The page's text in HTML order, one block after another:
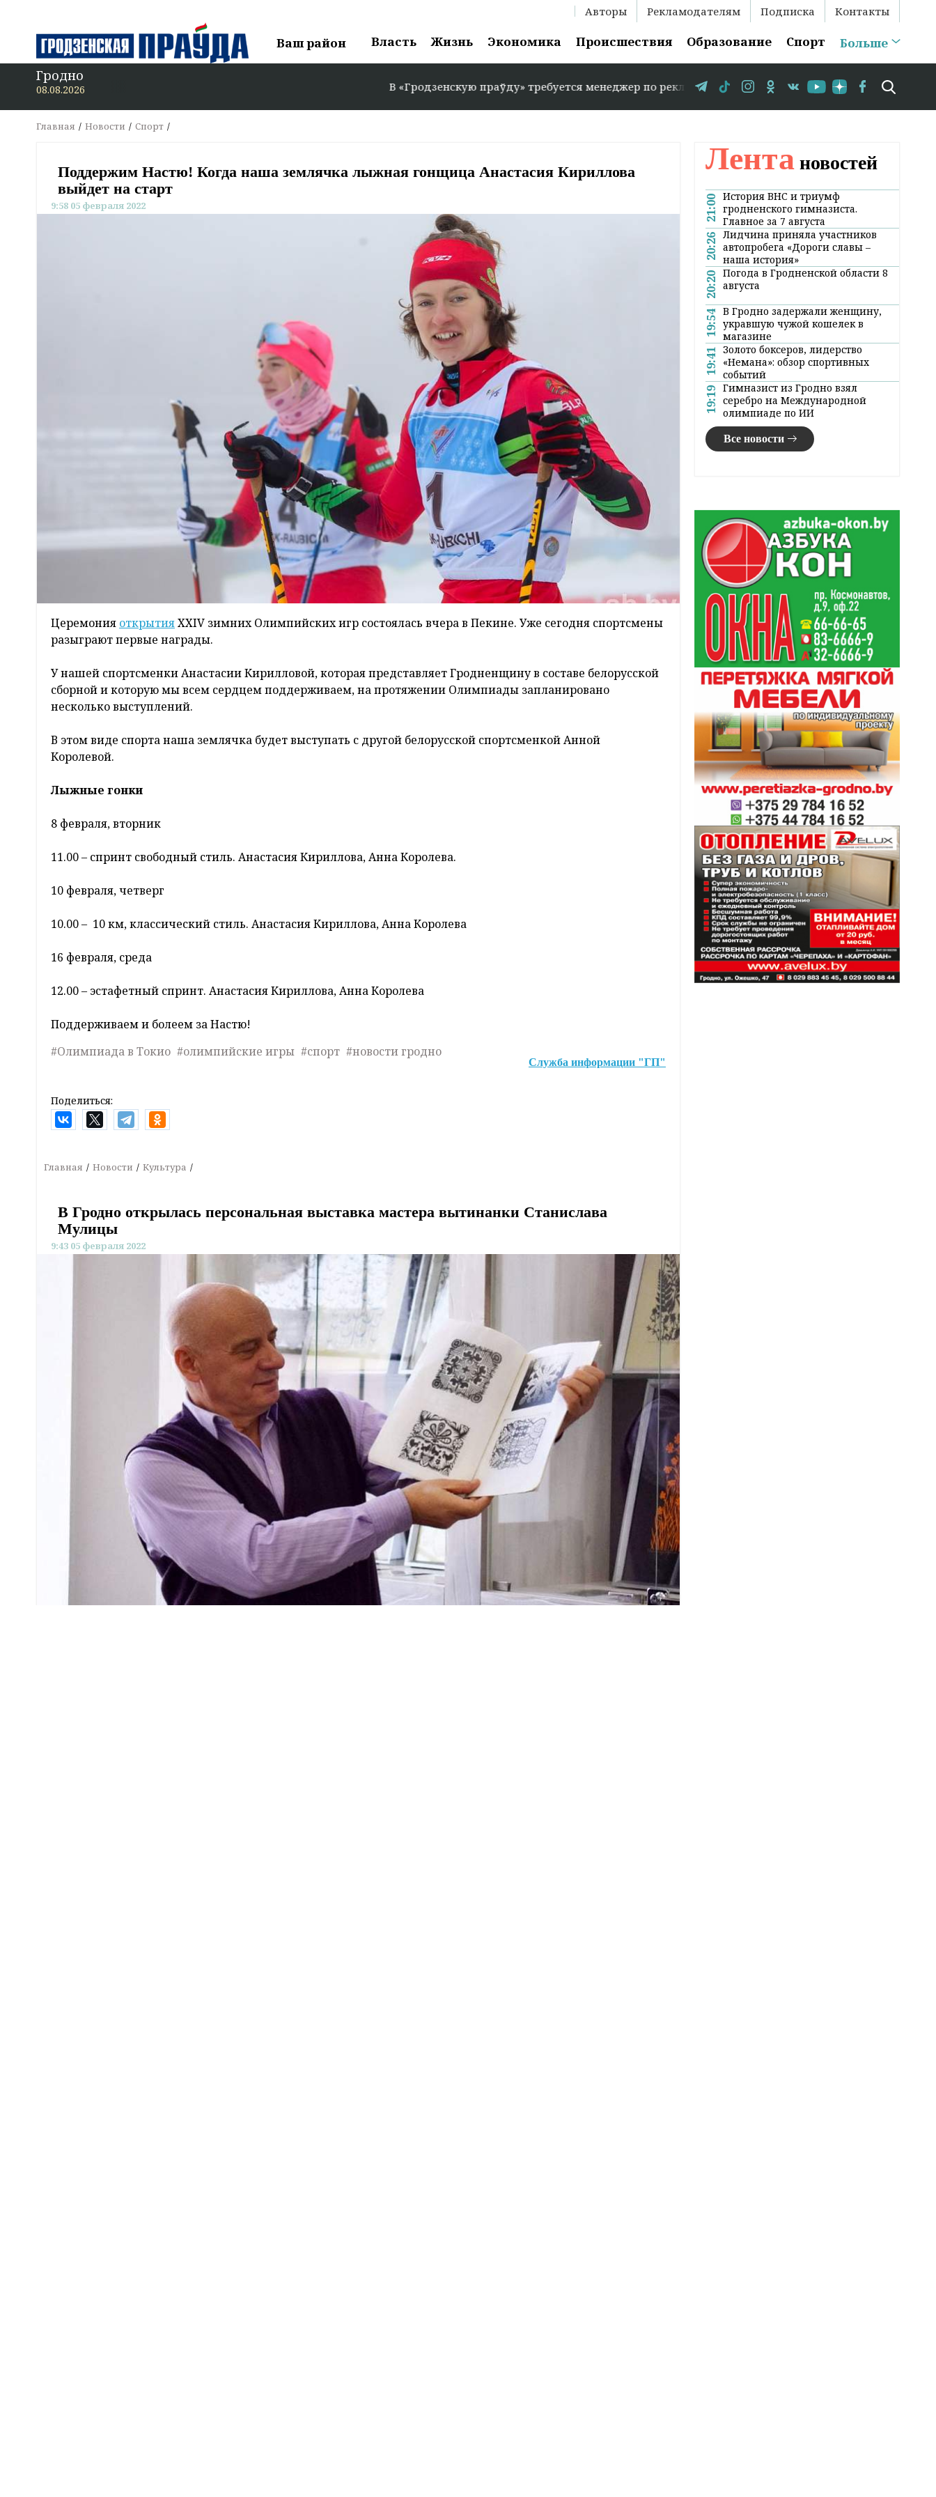
Авторы Рекламодателям Подписка Контакты
Ваш район Власть Жизнь Экономика Происшествия Образование Спорт Больше
Гродно
08.08.2026 В «Гродзенскую праўду» требуется менеджер по рекламе: +375 29 583-35-86 // В Гродно временно
Главная Новости Спорт
Поддержим Настю! Когда наша землячка лыжная гонщица Анастасия Кириллова
выйдет на старт
9:58 05 февраля 2022
Церемония открытияXXIV зимних Олимпийских игр состоялась вчера в Пекине. Уже сегодня спортсмены
разыграют первые награды.
У нашей спортсменки Анастасии Кирилловой, которая представляет Гродненщину в составе белорусской
сборной и которую мы всем сердцем поддерживаем, на протяжении Олимпиады запланировано
несколько выступлений.
В этом виде спорта наша землячка будет выступать с другой белорусской спортсменкой Анной
Королевой.
Лыжные гонки
8 февраля, вторник
11.00 – спринт свободный стиль. Анастасия Кириллова, Анна Королева.
10 февраля, четверг
10.00 – 10 км, классический стиль. Анастасия Кириллова, Анна Королева
16 февраля, среда
12.00 – эстафетный спринт. Анастасия Кириллова, Анна Королева
Поддерживаем и болеем за Настю!
#Олимпиада в Токио #олимпийские игры #спорт #новости гродно
Служба информации "ГП"
Поделиться:
Главная Новости Культура
В Гродно открылась персональная выставка мастера вытинанки Станислава
Мулицы
9:43 05 февраля 2022
Лента новостей
21:00 История ВНС и триумф
гродненского гимназиста.
Главное за 7 августа
20:26 Лидчина приняла участников
автопробега «Дороги славы –
наша история»
20:20 Погода в Гродненской области 8
августа
19:54 В Гродно задержали женщину,
укравшую чужой кошелек в
магазине
19:41 Золото боксеров, лидерство
«Немана»: обзор спортивных
событий
19:19 Гимназист из Гродно взял
серебро на Международной
олимпиаде по ИИ
Все новости